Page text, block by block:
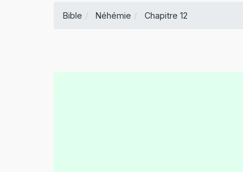
Bible Néhémie Chapitre 12